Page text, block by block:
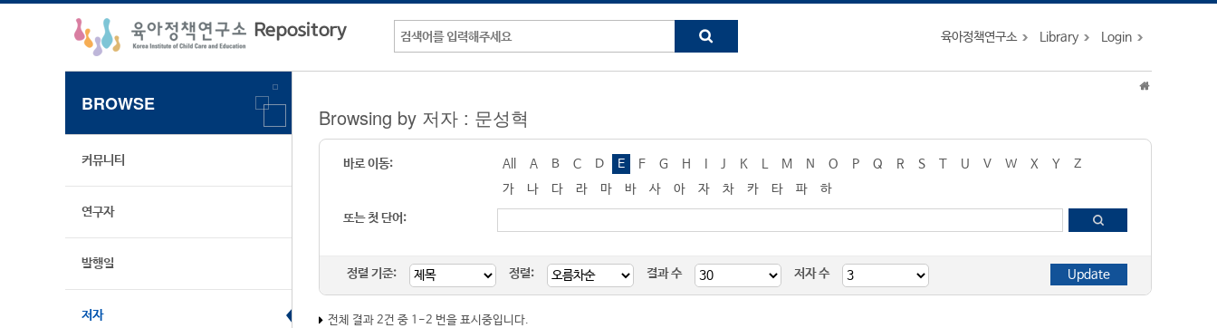
육아정책연구소 Library Login
BROWSE
커뮤니티
연구자
발행일
저자
Browsing by 저자 : 문성혁
바로 이동: All A B C D E F G H J K M N O P Q R S T U V W X Y
Z
가
나 다 라 마 바 사 아 자 차 카 타 파
하
또는 첫 단어:
정렬 기준: 정렬: 결과 수 저자 수
전체 결과 2건 중 1-2 번을 표시중입니다.